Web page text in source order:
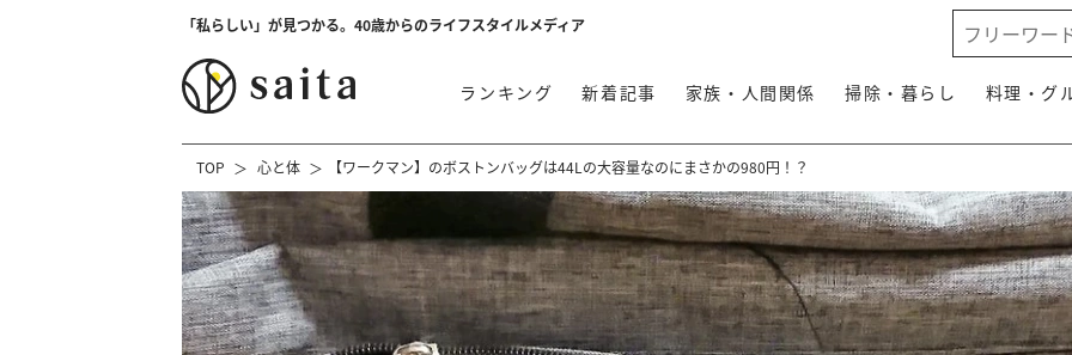
「私らしい」が見つかる。40歳からのライフスタイルメディア
ランキング 新着記事 家族・人間関係 掃除・暮らし 料理・グ
TOP 心と体 【ワークマン】のボストンバッグは44Lの大容量なのにまさかの980円！？